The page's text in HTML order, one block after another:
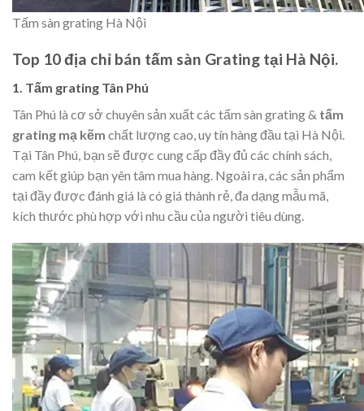
Tấm sàn grating Hà Nội
Top 10 địa chỉ bán tấm sàn Grating tại Hà Nội.
1. Tấm grating Tân Phú
Tân Phú là cơ sở chuyên sản xuất các tấm sàn grating & tấm
grating mạ kẽm chất lượng cao, uy tín hàng đầu tại Hà Nội.
Tại Tân Phú, bạn sẽ được cung cấp đầy đủ các chính sách,
cam kết giúp bạn yên tâm mua hàng. Ngoài ra, các sản phẩm
tại đầy được đánh giá là có giá thành rẻ, đa dạng mẫu mã,
kích thước phù hợp với nhu cầu của người tiêu dùng.